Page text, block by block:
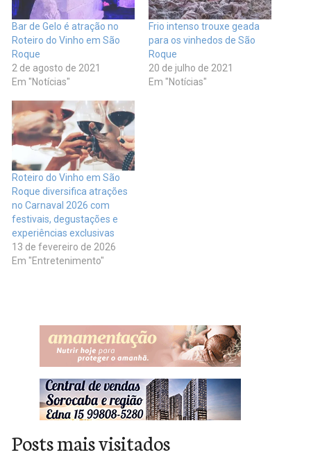
Bar de Gelo é atração no
Roteiro do Vinho em São
Roque
2 de agosto de 2021
Em "Notícias"
Frio intenso trouxe geada
para os vinhedos de São
Roque
20 de julho de 2021
Em "Notícias"
Roteiro do Vinho em São
Roque diversifica atrações
no Carnaval 2026 com
festivais, degustações e
experiências exclusivas
13 de fevereiro de 2026
Em "Entretenimento"
Posts mais visitados